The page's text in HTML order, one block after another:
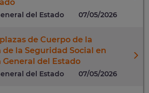
del Estado 07/05/2026
de Cuerpo de la
la Seguridad Social en
del Estado
del Estado 07/05/2026